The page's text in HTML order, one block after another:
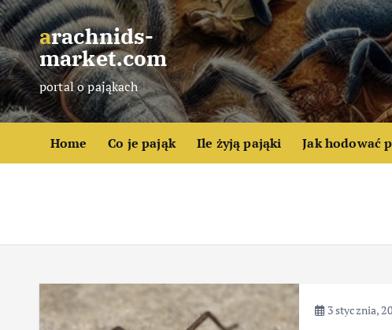
S
k
i
p
t
o
n
arachnids-
market.com
portal o pająkach
Home Co je pająk Ile żyją pająki Jak hodować
3 stycznia,